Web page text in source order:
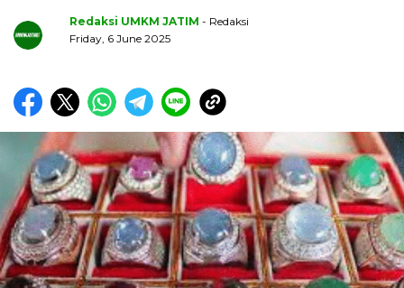
Redaksi UMKM JATIM - Redaksi
Friday, 6 June 2025